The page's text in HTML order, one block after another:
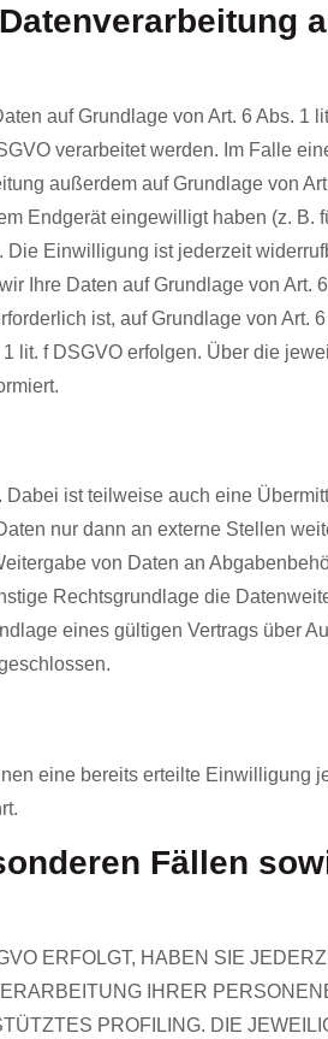
auf Grundlage von Art. 6 Abs. 1
verarbeitet werden. Im Falle
außerdem auf Grundlage von
Endgerät eingewilligt haben (z. B.
Einwilligung ist jederzeit
Ihre Daten auf Grundlage von Art.
ist, auf Grundlage von Art.
lit. f DSGVO erfolgen. Über die
ist teilweise auch eine
nur dann an externe Stellen
von Daten an
Rechtsgrundlage die
eines gültigen Vertrags über
eine bereits erteilte Einwilligung
Fällen
ERFOLGT, HABEN SIE
IHRER
PROFILING. DIE